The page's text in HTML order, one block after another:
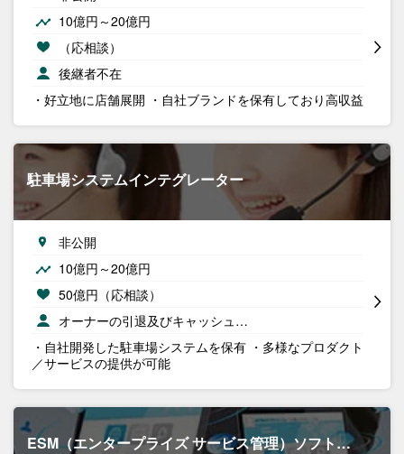
10億円～20億円
（応相談）
後継者不在
・好立地に店舗展開 ・自社ブランドを保有しており高収益
駐車場システムインテグレーター
非公開
10億円～20億円
50億円（応相談）
オーナーの引退及びキャッシュ…
・自社開発した駐車場システムを保有 ・多様なプロダクト
／サービスの提供が可能
ESM（エンタープライズ サービス管理）ソフト…